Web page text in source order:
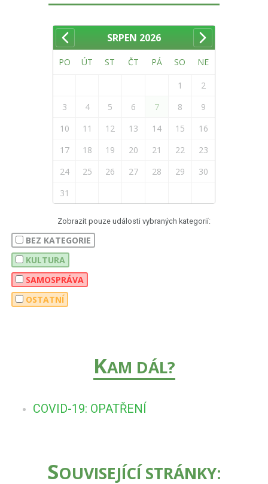
SRPEN 2026
PO ÚT ST ČT PÁ SO NE
1
2
3
4 5 6 7 8
9
10
11 12 13 14 15
16
17
18 19 20 21 22
23
24
25 26 27 28 29
30
31
Zobrazit pouze události vybraných kategorií:
BEZ KATEGORIE
KULTURA
SAMOSPRÁVA
OSTATNÍ
KAM DÁL?
COVID-19: OPATŘENÍ
SOUVISEJÍCÍ STRÁNKY: